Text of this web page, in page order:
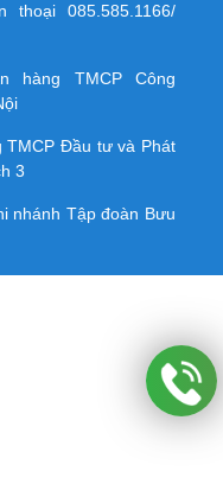
thoại 085.585.1166/
hàng TMCP Công
TMCP Ðầu tư và Phát
3
nhánh Tập đoàn Bưu